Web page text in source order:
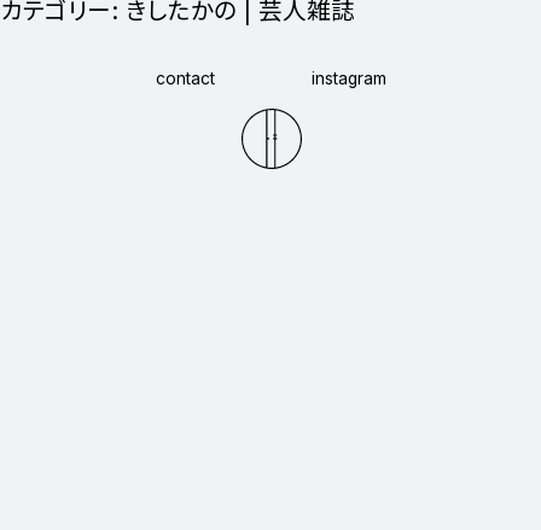
カテゴリー: きしたかの | 芸人雑誌
contact instagram